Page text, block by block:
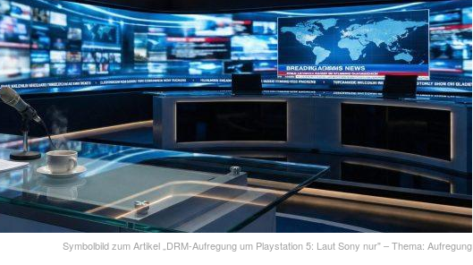
Symbolbild zum Artikel „DRM-Aufregung um Playstation 5: Laut Sony nur" – Thema: Aufregung